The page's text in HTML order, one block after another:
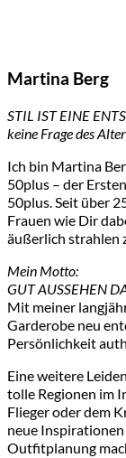
Martina Berg
STIL IST EINE
keine Frage des
Ich bin Martina
50plus – der
50plus. Seit über
Frauen wie Dir
äußerlich strahlen
Mein Motto:
GUT AUSSEHEN
Mit meiner
Garderobe neu
Persönlichkeit
Eine weitere
tolle Regionen im
Flieger oder dem
neue Inspirationen
Outfitplanung